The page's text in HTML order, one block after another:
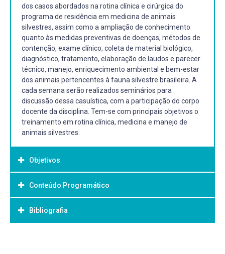
dos casos abordados na rotina clínica e cirúrgica do
programa de residência em medicina de animais
silvestres, assim como a ampliação de conhecimento
quanto às medidas preventivas de doenças, métodos de
contenção, exame clínico, coleta de material biológico,
diagnóstico, tratamento, elaboração de laudos e parecer
técnico, manejo, enriquecimento ambiental e bem-estar
dos animais pertencentes à fauna silvestre brasileira. A
cada semana serão realizados seminários para
discussão dessa casuística, com a participação do corpo
docente da disciplina. Tem-se com principais objetivos o
treinamento em rotina clínica, medicina e manejo de
animais silvestres.
Objetivos
Objetivo Geral:
Capacitar o aluno no diagnóstico, tratamento, elaboração
de laudos e parecer técnico, manejo, enriquecimento
Conteúdo Programático
Bibliografia